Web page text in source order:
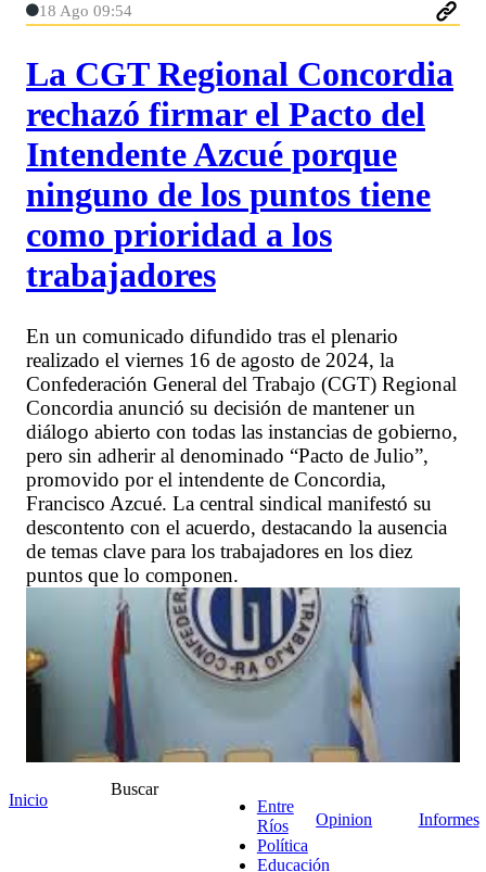
18 Ago 09:54
La CGT Regional Concordia
rechazó firmar el Pacto del
Intendente Azcué porque
ninguno de los puntos tiene
como prioridad a los
trabajadores
En un comunicado difundido tras el plenario
realizado el viernes 16 de agosto de 2024, la
Confederación General del Trabajo (CGT) Regional
Concordia anunció su decisión de mantener un
diálogo abierto con todas las instancias de gobierno,
pero sin adherir al denominado “Pacto de Julio”,
promovido por el intendente de Concordia,
Francisco Azcué. La central sindical manifestó su
descontento con el acuerdo, destacando la ausencia
de temas clave para los trabajadores en los diez
puntos que lo componen.
Inicio
Buscar
Entre
Ríos
Política
Educación
Opinion Informes